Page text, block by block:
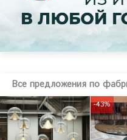
Все предложения по
-43%